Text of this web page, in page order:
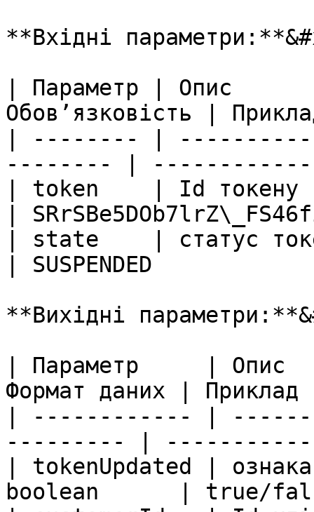
**Вхідні
| Параметр | Опис
Обовʼязковість |
| -------- |
-------- |
| token    | Id
|
| state    | статус
| SUSPENDED
**Вихідні
| Параметр     |
Формат даних |
| ------------ |
--------- |
| tokenUpdated |
boolean      |